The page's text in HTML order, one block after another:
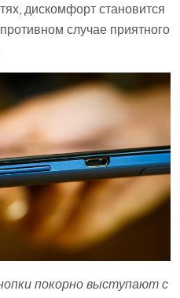
дискомфорт становится
случае приятного
покорно выступают с